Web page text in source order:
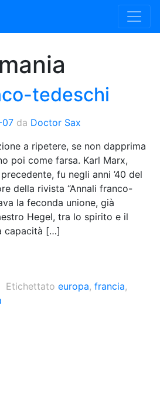
tedeschi
07 da Doctor Sax
a ripetere, se non dapprima
poi come farsa. Karl Marx,
fu negli anni ’40 del
della rivista “Annali franco-
la feconda unione, già
Hegel, tra lo spirito e il
capacità […]
Etichettato europa, francia,